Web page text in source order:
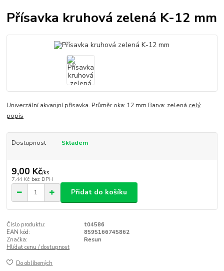
Přísavka kruhová zelená K-12 mm
Univerzální akvarijní přísavka. Průměr oka: 12 mm Barva: zelená celý
popis
Dostupnost Skladem
9,00 Kč/ks
7,44 Kč bez DPH
Přidat do košíku
Číslo produktu:
t04586
EAN kód:
8595166745862
Značka:
Resun
Hlídat cenu / dostupnost
Do oblíbených